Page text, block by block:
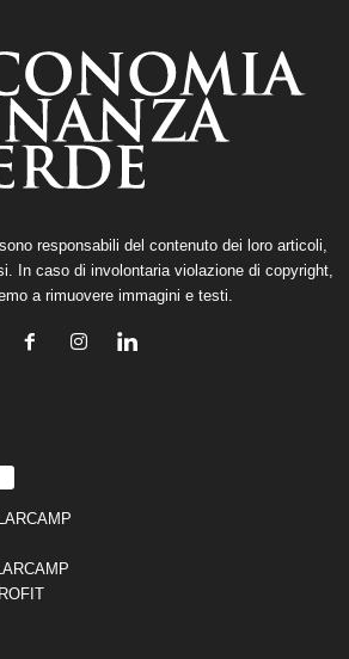
responsabili del contenuto dei loro articoli,
In caso di involontaria violazione di copyright,
a rimuovere immagini e testi.